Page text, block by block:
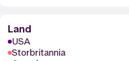
Land
USA
Storbritannia